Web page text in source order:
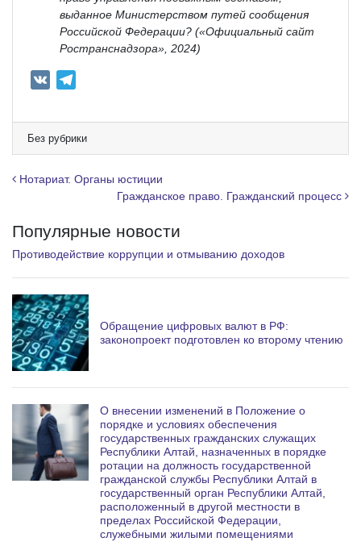
выданное Министерством путей сообщения
Российской Федерации? («Официальный сайт
Ространснадзора», 2024)
e
g
r
Без рубрики
Навигация по записям
Нотариат. Органы юстиции
Гражданское право. Гражданский процесс
Популярные новости
Противодействие коррупции и отмыванию доходов
Обращение цифровых валют в РФ:
законопроект подготовлен ко второму чтению
О внесении изменений в Положение о
порядке и условиях обеспечения
государственных гражданских служащих
Республики Алтай, назначенных в порядке
ротации на должность государственной
гражданской службы Республики Алтай в
государственный орган Республики Алтай,
расположенный в другой местности в
пределах Российской Федерации,
служебными жилыми помещениями